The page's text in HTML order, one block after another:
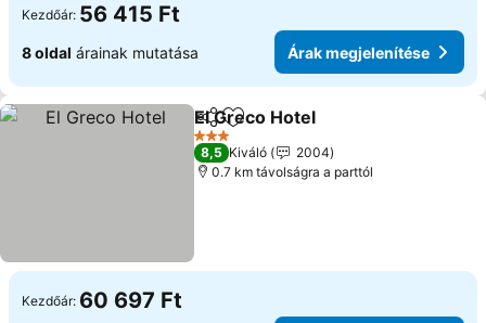
Kezdőár: 56 415 Ft
8 oldal árainak mutatása Árak megjelenítése
Megosztás
Hozzáadás a kedvencekhez
El Greco Hotel
3 Kategória
8,5 Kiváló
2004
0.7 km távolságra a parttól
Kezdőár: 60 697 Ft